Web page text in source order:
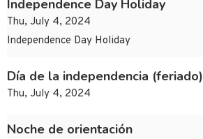
Independence Day Holiday
Thu, July 4, 2024
Independence Day Holiday
Día de la independencia (feriado)
Thu, July 4, 2024
Noche de orientación